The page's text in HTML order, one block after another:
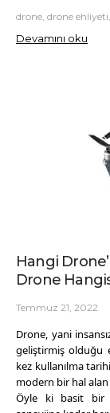
drone, drone
Devamını oku
Hangi
Drone
Temmuz 21, 2022
Drone, yani
geliştirmiş olduğu
kez kullanılma
modern bir hal alan
Öyle ki basit bir